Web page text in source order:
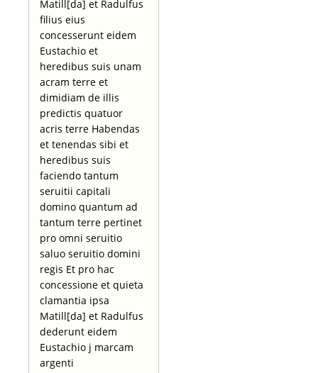
Matill[da] et Radulfus
filius eius
concesserunt eidem
Eustachio et
heredibus suis unam
acram terre et
dimidiam de illis
predictis quatuor
acris terre Habendas
et tenendas sibi et
heredibus suis
faciendo tantum
seruitii capitali
domino quantum ad
tantum terre pertinet
pro omni seruitio
saluo seruitio domini
regis Et pro hac
concessione et quieta
clamantia ipsa
Matill[da] et Radulfus
dederunt eidem
Eustachio j marcam
argenti